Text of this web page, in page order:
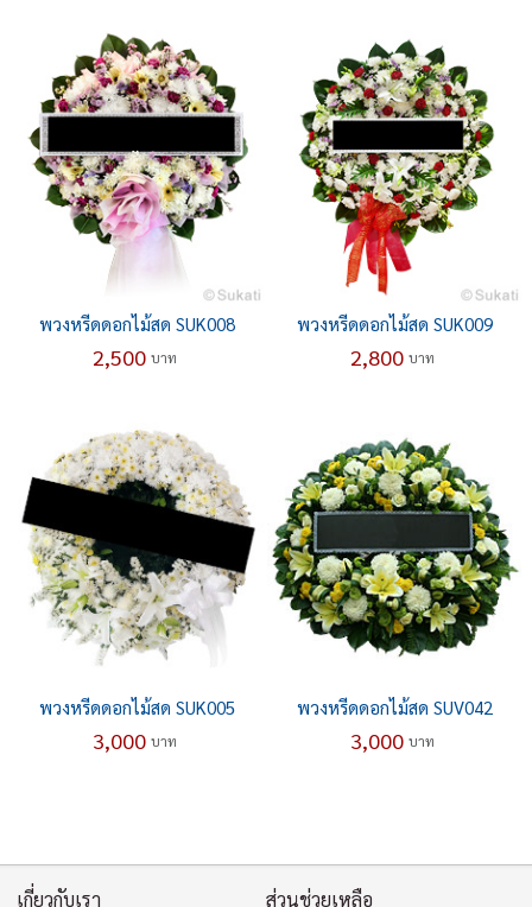
พวงหรีดดอกไม้สด SUK008
2,500 บาท
พวงหรีดดอกไม้สด SUK009
2,800 บาท
พวงหรีดดอกไม้สด SUK005
3,000 บาท
พวงหรีดดอกไม้สด SUV042
3,000 บาท
เกี่ยวกับเรา ส่วนช่วยเหลือ